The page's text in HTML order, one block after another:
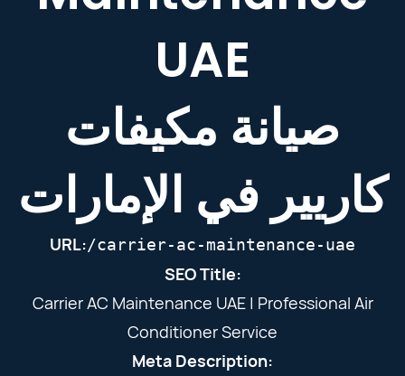
UAE
صيانة مكيفات
كاريير في الإمارات
URL:/carrier-ac-maintenance-uae
SEO Title:
Carrier AC Maintenance UAE | Professional Air
Conditioner Service
Meta Description: